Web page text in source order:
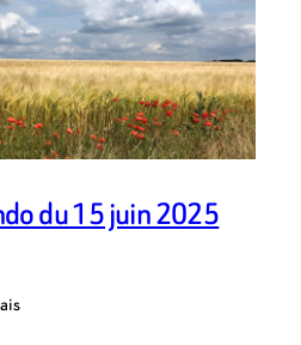
du 15 juin 2025